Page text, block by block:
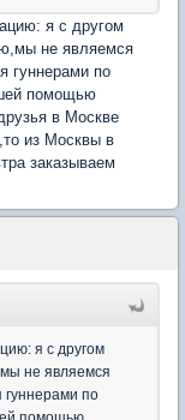
я с другом
не являемся
гуннерами по
помощью
в Москве
из Москвы в
заказываем
я с другом
не являемся
гуннерами по